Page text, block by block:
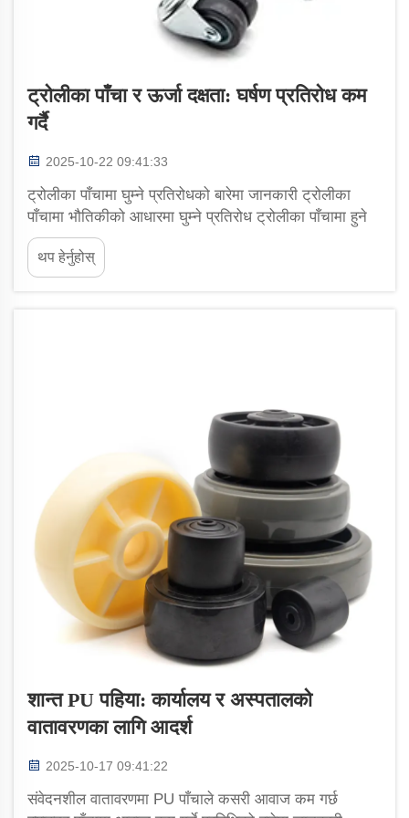
ट्रोलीका पाँचा र ऊर्जा दक्षता: घर्षण प्रतिरोध कम
गर्दै
2025-10-22 09:41:33
ट्रोलीका पाँचामा घुम्ने प्रतिरोधको बारेमा जानकारी ट्रोलीका
पाँचामा भौतिकीको आधारमा घुम्ने प्रतिरोध ट्रोलीका पाँचामा हुने
घुम्ने प्रतिरोध मुख्यतया टायरहरूको विरूपण र सामग्री पूर्ण रूपमा
प्रतिक्रिया नदिएकोले ऊर्जा हराउँदा आउँछ।...
थप हेर्नुहोस्
शान्त PU पहिया: कार्यालय र अस्पतालको
वातावरणका लागि आदर्श
2025-10-17 09:41:22
संवेदनशील वातावरणमा PU पाँचाले कसरी आवाज कम गर्छ